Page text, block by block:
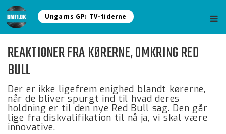
Ungarns GP: TV-tiderne
REAKTIONER FRA KØRERNE, OMKRING RED
BULL
Der er ikke ligefrem enighed blandt kørerne,
når de bliver spurgt ind til hvad deres
holdning er til den nye Red Bull sag. Den går
lige fra diskvalifikation til nå ja, vi skal være
innovative.